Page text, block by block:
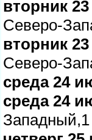
торник
Северо-
торник
Северо-
среда 24
среда 24